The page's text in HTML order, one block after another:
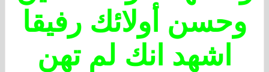
وحسن أولائك رفيقا
اشهد انك لم تهن